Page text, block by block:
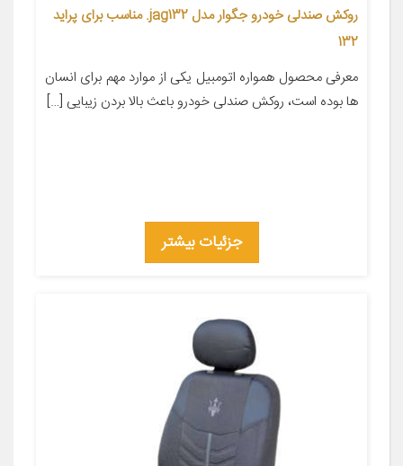
روکش صندلی خودرو جگوار مدل jag132. مناسب برای پراید
132
معرفی محصول همواره اتومبیل یکی از موارد مهم برای انسان
ها بوده است، روکش صندلی خودرو باعث بالا بردن زیبایی […]
جزئیات بیشتر